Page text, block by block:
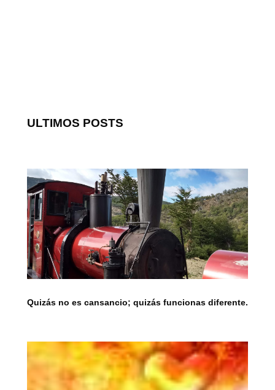
ULTIMOS POSTS
Quizás no es cansancio; quizás funcionas diferente.